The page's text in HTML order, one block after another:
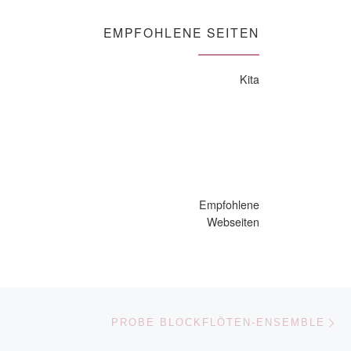
EMPFOHLENE SEITEN
Kita
Empfohlene
Webseiten
PROBE BLOCKFLÖTEN-ENSEMBLE